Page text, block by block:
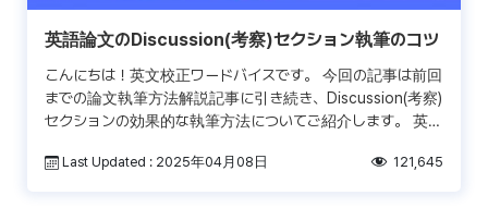
英語論文のDiscussion(考察)セクション執筆のコツ
こんにちは！英文校正ワードバイスです。 今回の記事は前回
までの論文執筆方法解説記事に引き続き、Discussion(考察)
セクションの効果的な執筆方法についてご紹介します。 英語
Last Updated : 2025年04月08日 121,645